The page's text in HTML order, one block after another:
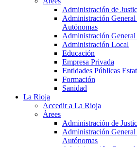
Administración de
Administración
Autónomas
Administración General
Administración Local
Educación
Empresa Privada
Entidades Públicas
Formación
Sanidad
La Rioja
Accedir a La Rioja
Àrees
Administración de
Administración
Autónomas